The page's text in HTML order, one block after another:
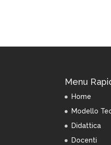
Menu
Home
Modello
Didattica
Docenti